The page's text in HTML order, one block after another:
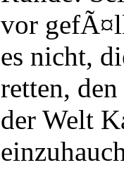
vor
es nicht,
retten,
der Welt